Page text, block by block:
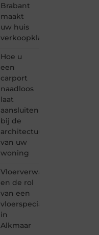
Brabant
maakt
uw huis
verkoopklaar
Hoe u
een
carport
naadloos
laat
aansluiten
bij de
architectuur
van uw
woning
Vloerverwarming
en de rol
van een
vloerspecialist
in
Alkmaar